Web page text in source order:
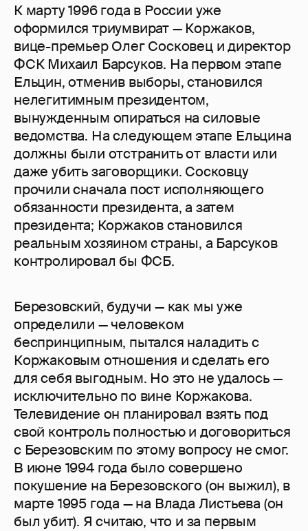
К марту 1996 года в России уже
оформился триумвират — Коржаков,
вице-премьер Олег Сосковец и директор
ФСК Михаил Барсуков. На первом этапе
Ельцин, отменив выборы, становился
нелегитимным президентом,
вынужденным опираться на силовые
ведомства. На следующем этапе Ельцина
должны были отстранить от власти или
даже убить заговорщики. Сосковцу
прочили сначала пост исполняющего
обязанности президента, а затем
президента; Коржаков становился
реальным хозяином страны, а Барсуков
контролировал бы ФСБ.
Березовский, будучи — как мы уже
определили — человеком
беспринципным, пытался наладить с
Коржаковым отношения и сделать его
для себя выгодным. Но это не удалось —
исключительно по вине Коржакова.
Телевидение он планировал взять под
свой контроль полностью и договориться
с Березовским по этому вопросу не смог.
В июне 1994 года было совершено
покушение на Березовского (он выжил), в
марте 1995 года — на Влада Листьева (он
был убит). Я считаю, что и за первым